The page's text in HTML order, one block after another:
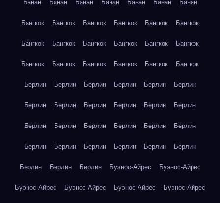
Банан Банан Банан Банан Банан Банан Банан
Бангкок Бангкок Бангкок Бангкок Бангкок Бангкок
Бангкок Бангкок Бангкок Бангкок Бангкок Бангкок
Бангкок Бангкок Бангкок Бангкок Бангкок Бангкок
Берлин Берлин Берлин Берлин Берлин Берлин
Берлин Берлин Берлин Берлин Берлин Берлин
Берлин Берлин Берлин Берлин Берлин Берлин
Берлин Берлин Берлин Берлин Берлин Берлин
Берлин Берлин Берлин Буэнос-Айрес Буэнос-Айрес
Буэнос-Айрес Буэнос-Айрес Буэнос-Айрес Буэнос-Айрес